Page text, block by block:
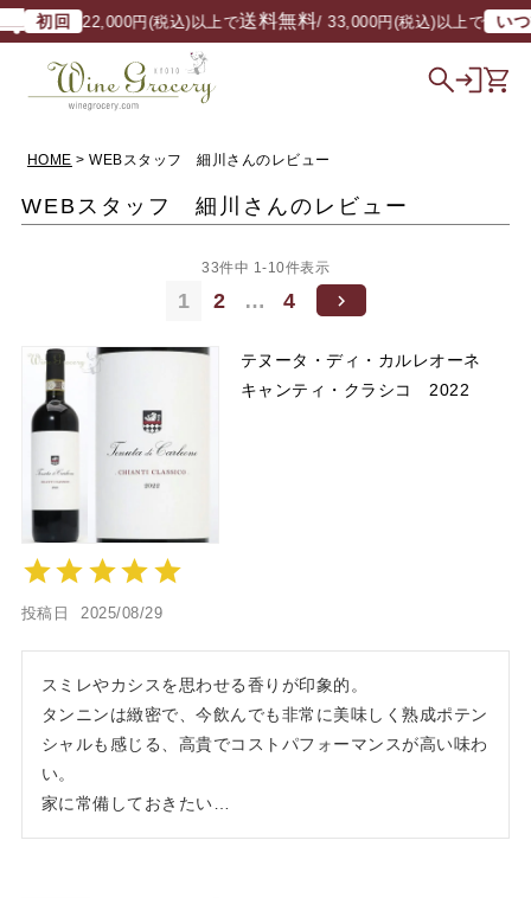
22,000円(税込)以上で送料無料/ 33,000円(税込)以上で いつでも
HOME WEBスタッフ 細川さんのレビュー
WEBスタッフ 細川さんのレビュー
33件中 1-10件表示
1 2 … 4
テヌータ・ディ・カルレオーネ
キャンティ・クラシコ 2022
投稿日 2025/08/29
スミレやカシスを思わせる香りが印象的。
タンニンは緻密で、今飲んでも非常に美味しく熟成ポテン
シャルも感じる、高貴でコストパフォーマンスが高い味わ
い。
家に常備しておきたい…